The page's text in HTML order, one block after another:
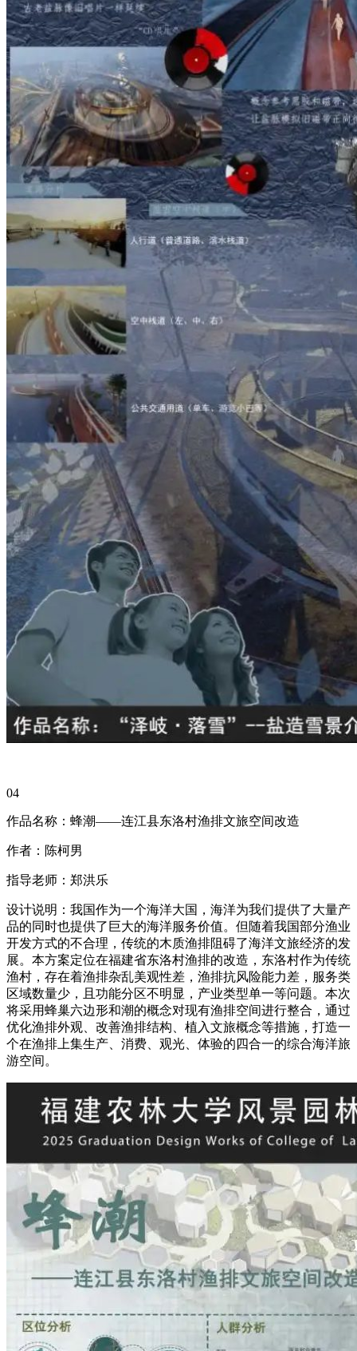
04
作品名称：蜂潮——连江县东洛村渔排文旅空间改造
作者：陈柯男
指导老师：郑洪乐
设计说明：我国作为一个海洋大国，海洋为我们提供了大量产
品的同时也提供了巨大的海洋服务价值。但随着我国部分渔业
开发方式的不合理，传统的木质渔排阻碍了海洋文旅经济的发
展。本方案定位在福建省东洛村渔排的改造，东洛村作为传统
渔村，存在着渔排杂乱美观性差，渔排抗风险能力差，服务类
区域数量少，且功能分区不明显，产业类型单一等问题。本次
将采用蜂巢六边形和潮的概念对现有渔排空间进行整合，通过
优化渔排外观、改善渔排结构、植入文旅概念等措施，打造一
个在渔排上集生产、消费、观光、体验的四合一的综合海洋旅
游空间。